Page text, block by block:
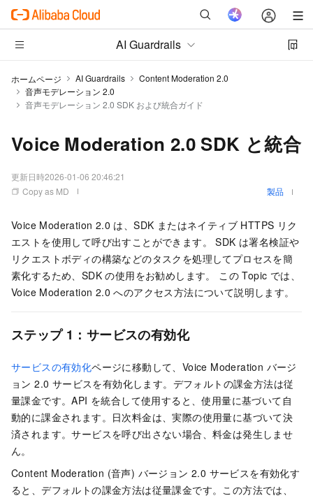
AI Guardrails
ホームページ AI Guardrails
Content Moderation 2.0
音声モデレーション 2.0
音声モデレーション 2.0 SDK および統合ガイド
Voice Moderation 2.0 SDK と統合
更新日時2026-01-06 20:46:21
Copy as MD
製品
Voice Moderation 2.0 は、SDK またはネイティブ HTTPS リク
エストを使用して呼び出すことができます。 SDK は署名検証や
リクエストボディの構築などのタスクを処理してプロセスを簡
素化するため、SDK の使用をお勧めします。 この Topic では、
Voice Moderation 2.0 へのアクセス方法について説明します。
ステップ 1：サービスの有効化
サービスの有効化ページに移動して、Voice Moderation バージ
ョン 2.0 サービスを有効化します。デフォルトの課金方法は従
量課金です。API を統合して使用すると、使用量に基づいて自
動的に課金されます。日次料金は、実際の使用量に基づいて決
済されます。サービスを呼び出さない場合、料金は発生しませ
ん。
Content Moderation (音声) バージョン 2.0 サービスを有効化す
ると、デフォルトの課金方法は従量課金です。この方法では、